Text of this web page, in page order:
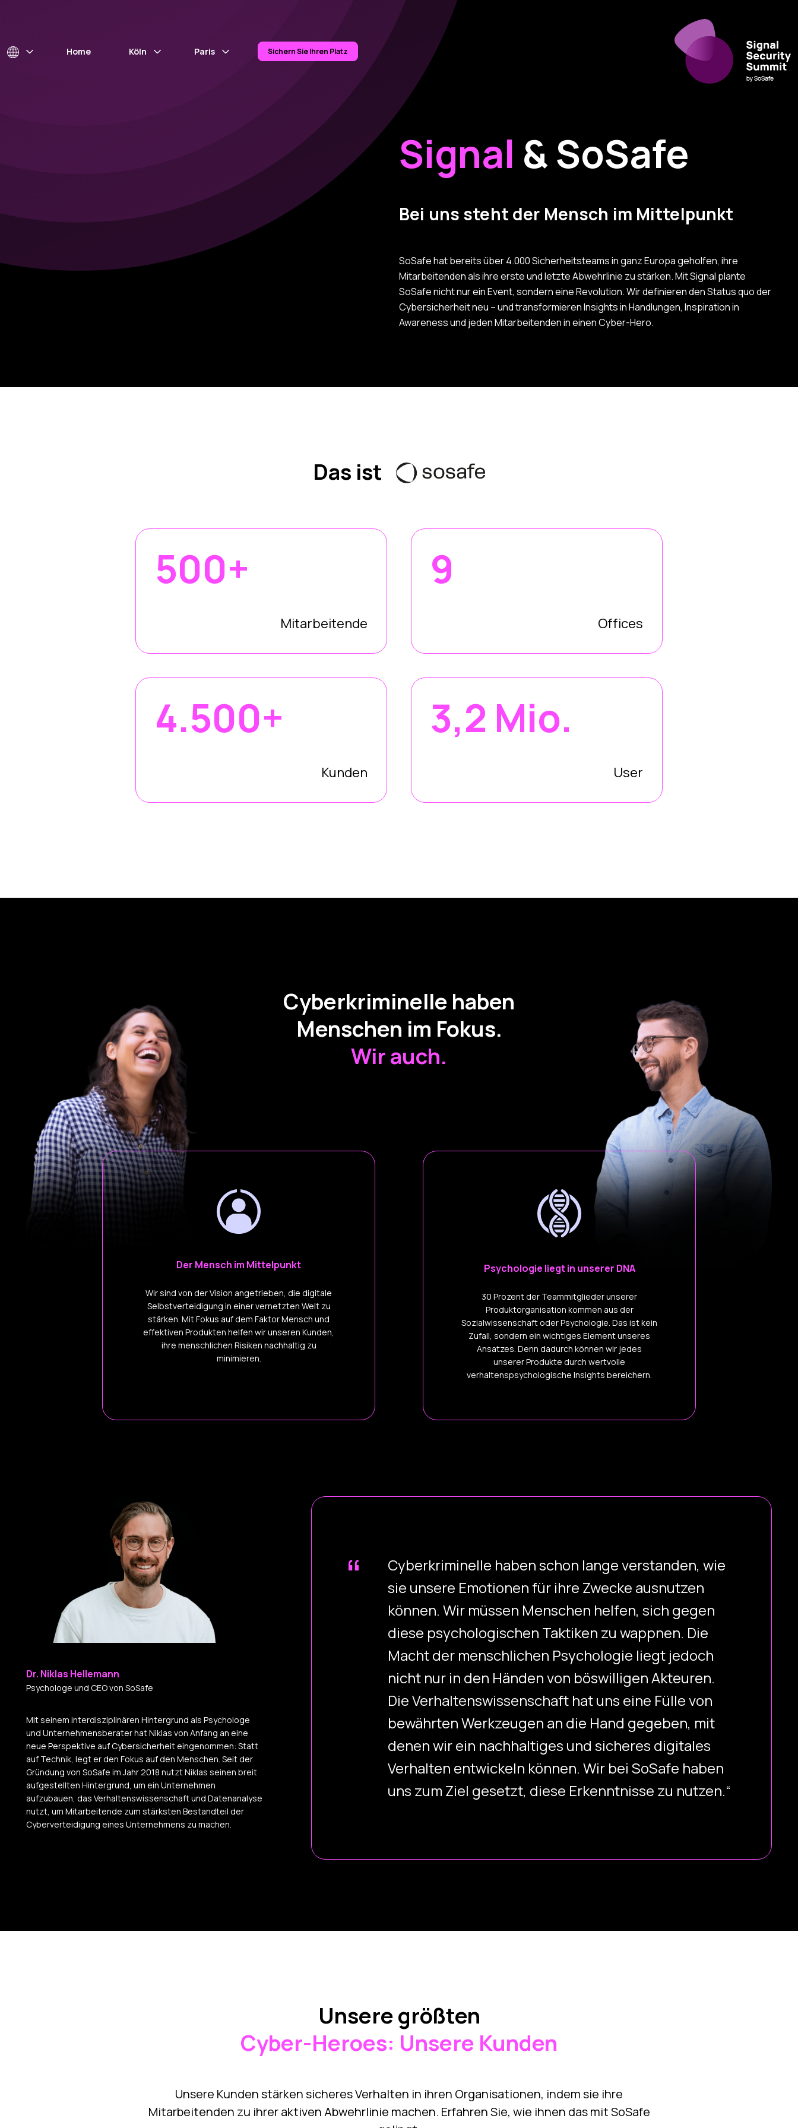
Home Köln Paris Sichern Sie Ihren Platz
Signal & SoSafe
Bei uns steht der Mensch im Mittelpunkt
SoSafe hat bereits über 4.000 Sicherheitsteams in ganz Europa geholfen, ihre
Mitarbeitenden als ihre erste und letzte Abwehrlinie zu stärken. Mit Signal plante
SoSafe nicht nur ein Event, sondern eine Revolution. Wir definieren den Status quo der
Cybersicherheit neu – und transformieren Insights in Handlungen, Inspiration in
Awareness und jeden Mitarbeitenden in einen Cyber-Hero.
Das ist
500+
Mitarbeitende
9
Offices
4.500+
Kunden
3,2 Mio.
User
Cyberkriminelle haben
Menschen im Fokus.
Wir auch.
Der Mensch im Mittelpunkt
Wir sind von der Vision angetrieben, die digitale
Selbstverteidigung in einer vernetzten Welt zu
stärken. Mit Fokus auf dem Faktor Mensch und
effektiven Produkten helfen wir unseren Kunden,
ihre menschlichen Risiken nachhaltig zu
minimieren.
Psychologie liegt in unserer DNA
30 Prozent der Teammitglieder unserer
Produktorganisation kommen aus der
Sozialwissenschaft oder Psychologie. Das ist kein
Zufall, sondern ein wichtiges Element unseres
Ansatzes. Denn dadurch können wir jedes
unserer Produkte durch wertvolle
verhaltenspsychologische Insights bereichern.
Dr. Niklas Hellemann
Psychologe und CEO von SoSafe
Mit seinem interdisziplinären Hintergrund als Psychologe
und Unternehmensberater hat Niklas von Anfang an eine
neue Perspektive auf Cybersicherheit eingenommen: Statt
auf Technik, legt er den Fokus auf den Menschen. Seit der
Gründung von SoSafe im Jahr 2018 nutzt Niklas seinen breit
aufgestellten Hintergrund, um ein Unternehmen
aufzubauen, das Verhaltenswissenschaft und Datenanalyse
nutzt, um Mitarbeitende zum stärksten Bestandteil der
Cyberverteidigung eines Unternehmens zu machen.
Cyberkriminelle haben schon lange verstanden, wie
sie unsere Emotionen für ihre Zwecke ausnutzen
können. Wir müssen Menschen helfen, sich gegen
diese psychologischen Taktiken zu wappnen. Die
Macht der menschlichen Psychologie liegt jedoch
nicht nur in den Händen von böswilligen Akteuren.
Die Verhaltenswissenschaft hat uns eine Fülle von
bewährten Werkzeugen an die Hand gegeben, mit
denen wir ein nachhaltiges und sicheres digitales
Verhalten entwickeln können. Wir bei SoSafe haben
uns zum Ziel gesetzt, diese Erkenntnisse zu nutzen.“
Unsere größten
Cyber-Heroes: Unsere Kunden
Unsere Kunden stärken sicheres Verhalten in ihren Organisationen, indem sie ihre
Mitarbeitenden zu ihrer aktiven Abwehrlinie machen. Erfahren Sie, wie ihnen das mit SoSafe